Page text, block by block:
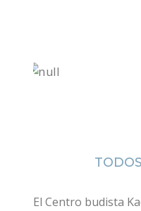
El Centro budista